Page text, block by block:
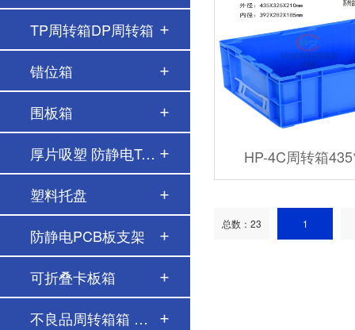
TP周转箱DP周转箱
错位箱
围板箱
厚片吸塑 防静电Tr…
塑料托盘
防静电PCB板支架
可折叠卡板箱
不良品周转箱箱 红…
HP-4C周转箱
总数：23 1